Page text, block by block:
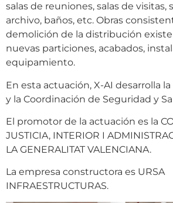
salas de reuniones, salas de visitas,
archivo, baños, etc. Obras
demolición de la distribución
nuevas particiones, acabados,
equipamiento.
En esta actuación, X-AI desarrolla
y la Coordinación de Seguridad y
El promotor de la actuación es la
JUSTICIA, INTERIOR I
LA GENERALITAT VALENCIANA.
La empresa constructora es URSA
INFRAESTRUCTURAS.